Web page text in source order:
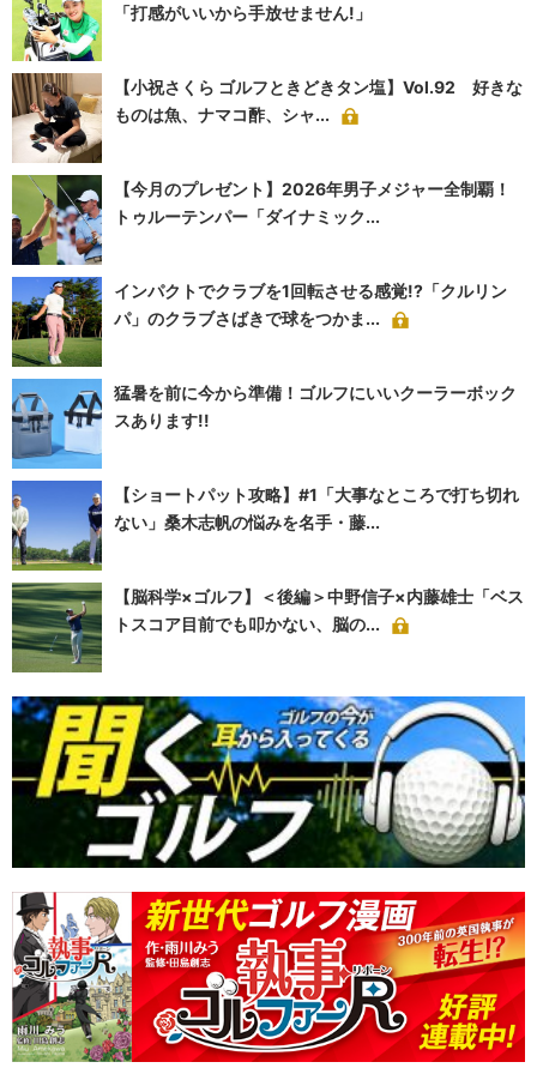
「打感がいいから手放せません!」
【小祝さくら ゴルフときどきタン塩】Vol.92 好きな
ものは魚、ナマコ酢、シャ...
【今月のプレゼント】2026年男子メジャー全制覇！
トゥルーテンパー「ダイナミック...
インパクトでクラブを1回転させる感覚!?「クルリン
パ」のクラブさばきで球をつかま...
猛暑を前に今から準備！ゴルフにいいクーラーボック
スあります!!
【ショートパット攻略】#1「大事なところで打ち切れ
ない」桑木志帆の悩みを名手・藤...
【脳科学×ゴルフ】＜後編＞中野信子×内藤雄士「ベス
トスコア目前でも叩かない、脳の...